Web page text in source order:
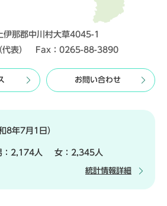
那郡中川村大草4045-1
代表） Fax：0265-88-3890
お問い合わせ
8年7月1日）
2,174人 女： 2,345人
統計情報詳細